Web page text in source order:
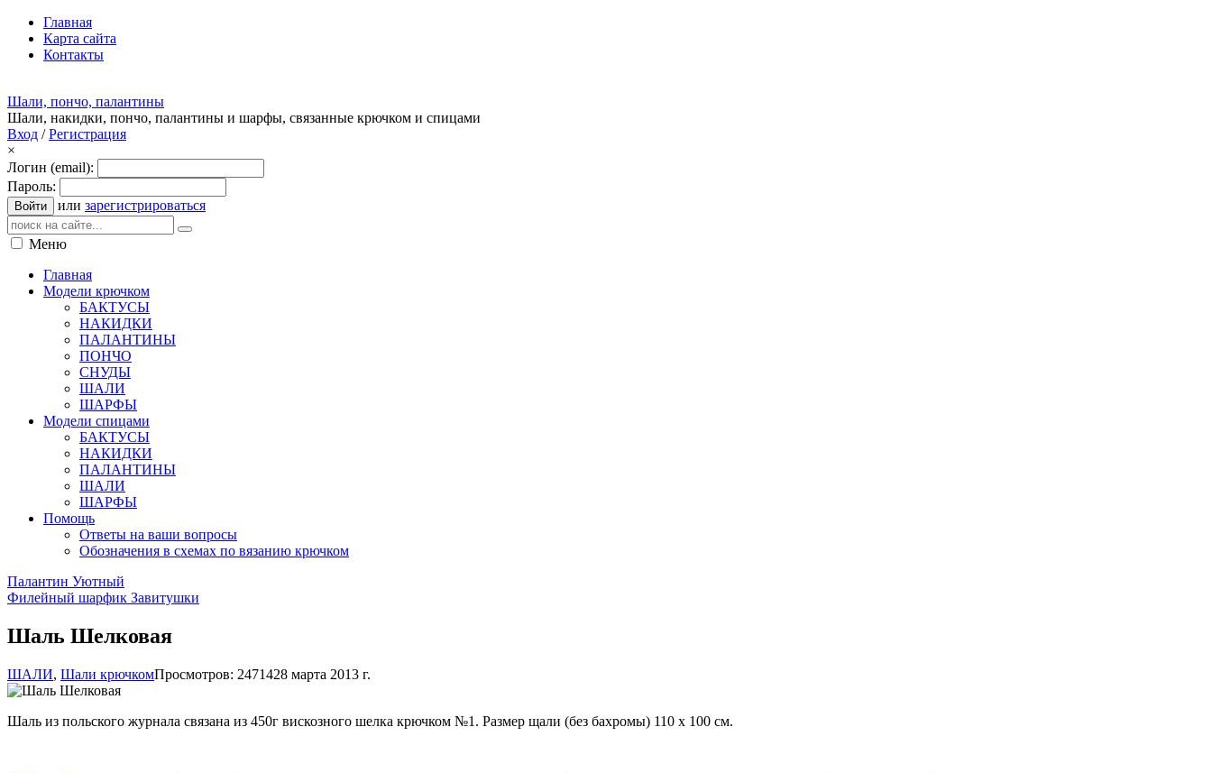
Главная
Карта сайта
Контакты
Шали, пончо, палантины
Шали, накидки, пончо, палантины и шарфы, связанные крючком и спицами
Вход /Регистрация
×
Логин (email):
Пароль:
Войти или зарегистрироваться
Меню
Главная
Модели крючком
БАКТУСЫ
НАКИДКИ
ПАЛАНТИНЫ
ПОНЧО
СНУДЫ
ШАЛИ
ШАРФЫ
Модели спицами
БАКТУСЫ
НАКИДКИ
ПАЛАНТИНЫ
ШАЛИ
ШАРФЫ
Помощь
Ответы на ваши вопросы
Обозначения в схемах по вязанию крючком
Палантин Уютный
Филейный шарфик Завитушки
Шаль Шелковая
ШАЛИ, Шали крючкомПросмотров: 2471428 марта 2013 г.
Шаль из польского журнала связана из 450г вискозного шелка крючком №1. Размер щали (без бахромы) 110 х 100 см.